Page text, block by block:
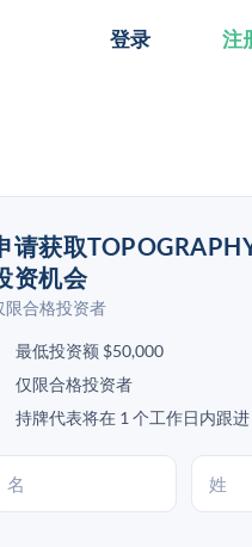
登录 注
请获取
资机会
限合格投资者
最低投资额 $50,000
仅限合格投资者
持牌代表将在 1 个工作日内跟进